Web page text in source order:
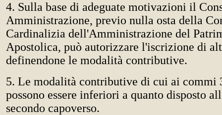
4. Sulla base di adeguate motivazioni il
Amministrazione, previo nulla osta della
Cardinalizia dell'Amministrazione del
Apostolica, può autorizzare l'iscrizione di
definendone le modalità contributive.
5. Le modalità contributive di cui ai commi
possono essere inferiori a quanto disposto
secondo capoverso.